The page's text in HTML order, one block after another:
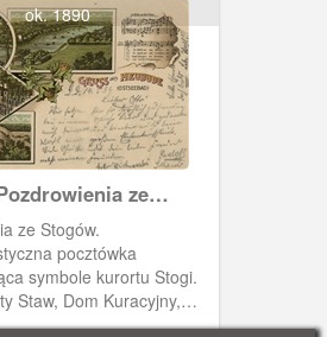
ok. 1890
ze
ze Stogów.
pocztówka
symbole kurortu Stogi.
Staw, Dom Kuracyjny,
na plaży morskiej.